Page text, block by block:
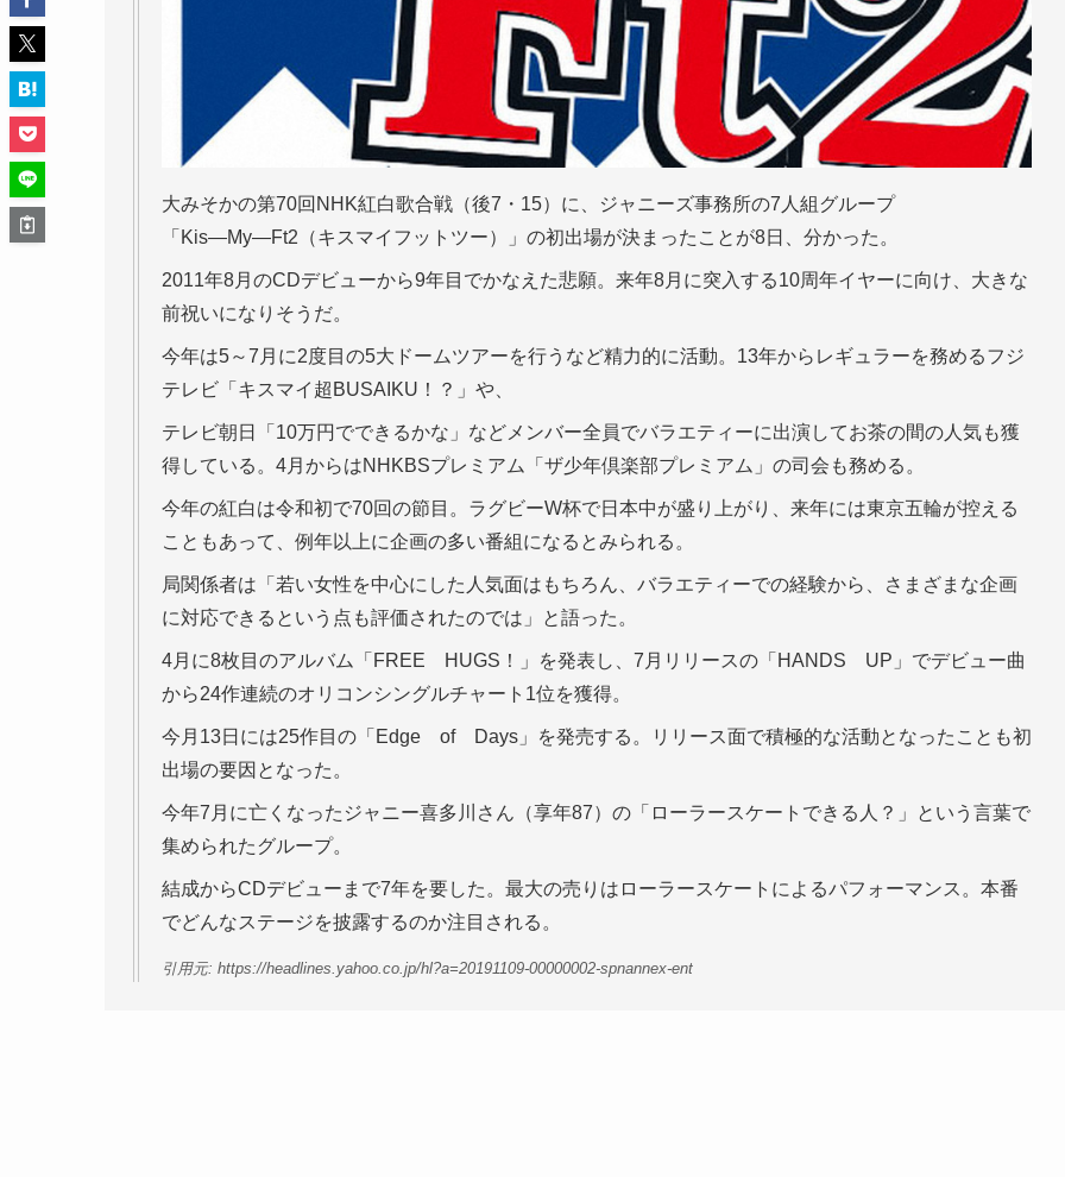
大みそかの第70回NHK紅白歌合戦（後7・15）に、ジャニーズ事務所の7人組グループ
「Kis―My―Ft2（キスマイフットツー）」の初出場が決まったことが8日、分かった。
2011年8月のCDデビューから9年目でかなえた悲願。来年8月に突入する10周年イヤーに向け、大きな
前祝いになりそうだ。
今年は5～7月に2度目の5大ドームツアーを行うなど精力的に活動。13年からレギュラーを務めるフジ
テレビ「キスマイ超BUSAIKU！？」や、
テレビ朝日「10万円でできるかな」などメンバー全員でバラエティーに出演してお茶の間の人気も獲
得している。4月からはNHKBSプレミアム「ザ少年倶楽部プレミアム」の司会も務める。
今年の紅白は令和初で70回の節目。ラグビーW杯で日本中が盛り上がり、来年には東京五輪が控える
こともあって、例年以上に企画の多い番組になるとみられる。
局関係者は「若い女性を中心にした人気面はもちろん、バラエティーでの経験から、さまざまな企画
に対応できるという点も評価されたのでは」と語った。
4月に8枚目のアルバム「FREE HUGS！」を発表し、7月リリースの「HANDS UP」でデビュー曲
から24作連続のオリコンシングルチャート1位を獲得。
今月13日には25作目の「Edge of Days」を発売する。リリース面で積極的な活動となったことも初
出場の要因となった。
今年7月に亡くなったジャニー喜多川さん（享年87）の「ローラースケートできる人？」という言葉で
集められたグループ。
結成からCDデビューまで7年を要した。最大の売りはローラースケートによるパフォーマンス。本番
でどんなステージを披露するのか注目される。
引用元: https://headlines.yahoo.co.jp/hl?a=20191109-00000002-spnannex-ent